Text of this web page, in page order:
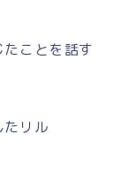
ことを話す
リル